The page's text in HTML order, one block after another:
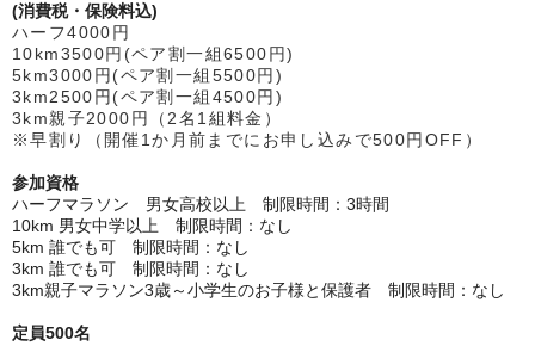
(消費税・保険料込)
ハーフ4000円
10km3500円(ペア割一組6500円)
5km3000円(ペア割一組5500円)
3km2500円(ペア割一組4500円)
3km親子2000円（2名1組料金）
※早割り（開催1か月前までにお申し込みで500円OFF）
参加資格
ハーフマラソン 男女高校以上 制限時間：3時間
10km 男女中学以上 制限時間：なし
5km 誰でも可 制限時間：なし
3km 誰でも可 制限時間：なし
3km親子マラソン3歳～小学生のお子様と保護者 制限時間：なし
定員500名